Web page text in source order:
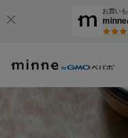
お買い
minne